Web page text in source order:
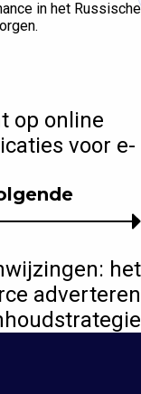
in het Russische
het
adverteren
op online
voor e-